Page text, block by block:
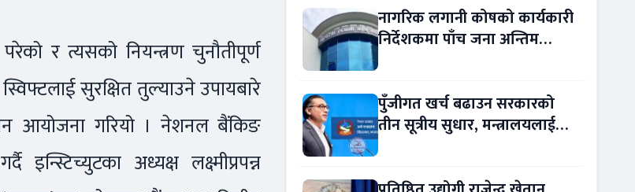
परेको र त्यसको नियन्त्रण चुनौतीपूर्ण
सुरक्षित तुल्याउने उपायबारे
आयोजना गरियो । नेशनल बैंकिङ
अध्यक्ष लक्ष्मीप्रपन्न
नागरिक लगानी कोषको कार्यकारी
निर्देशकमा पाँच जना अन्तिम
पुँजीगत खर्च बढाउन सरकारको
तीन सूत्रीय सुधार, मन्त्रालयलाई